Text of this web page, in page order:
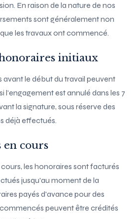
En raison de la nature de nos
sont généralement non
les travaux ont commencé.
initiaux
avant le début du travail peuvent
l'engagement est annulé dans les 7
la signature, sous réserve des
déjà effectués.
en cours
les honoraires sont facturés
jusqu'au moment de la
payés d'avance pour des
peuvent être crédités